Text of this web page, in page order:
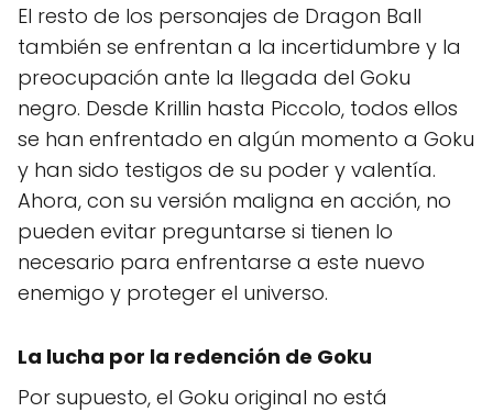
El resto de los personajes de Dragon Ball
también se enfrentan a la incertidumbre y la
preocupación ante la llegada del Goku
negro. Desde Krillin hasta Piccolo, todos ellos
se han enfrentado en algún momento a Goku
y han sido testigos de su poder y valentía.
Ahora, con su versión maligna en acción, no
pueden evitar preguntarse si tienen lo
necesario para enfrentarse a este nuevo
enemigo y proteger el universo.
La lucha por la redención de Goku
Por supuesto, el Goku original no está